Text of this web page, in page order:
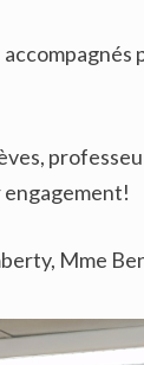
engagement!
Mme